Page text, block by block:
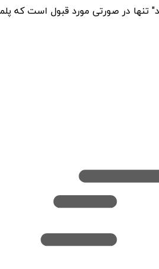
تنها در صورتی مورد قبول است که